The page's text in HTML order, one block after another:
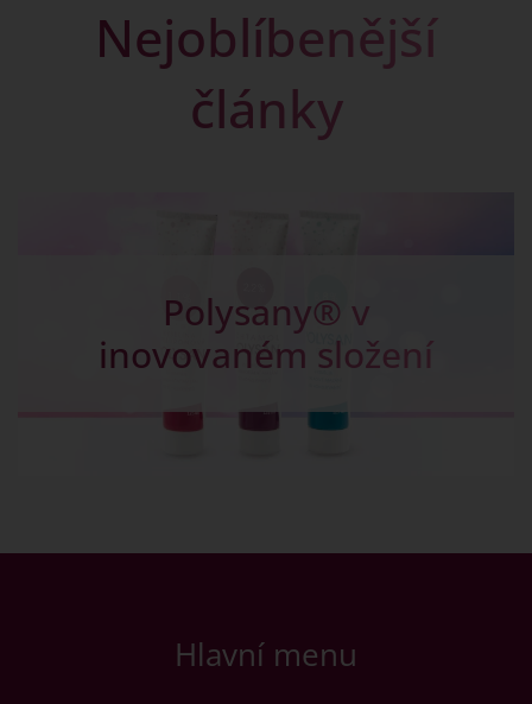
Nejoblíbenější
články
Kapky na žlučník -
Chalosal pro dobré
trávení
Hlavní menu